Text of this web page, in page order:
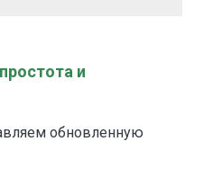
и
обновленную